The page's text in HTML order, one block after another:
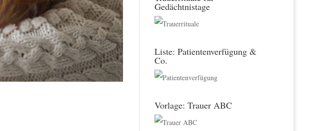
Gedächtnistage
Liste: Patientenverfügung &
Co.
Vorlage: Trauer ABC